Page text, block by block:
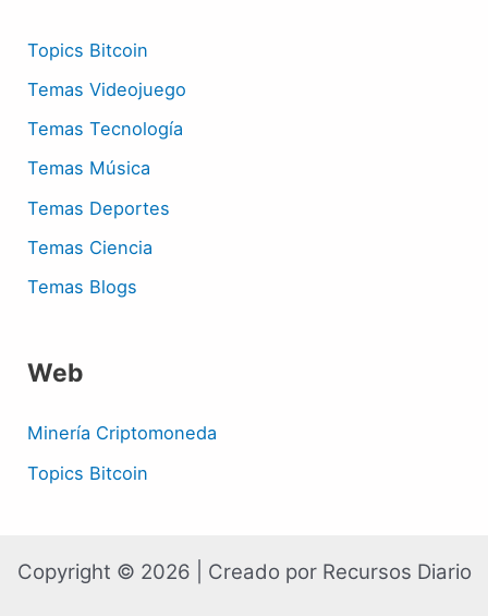
Topics Bitcoin
Temas Videojuego
Temas Tecnología
Temas Música
Temas Deportes
Temas Ciencia
Temas Blogs
Web
Minería Criptomoneda
Topics Bitcoin
Copyright © 2026 | Creado por Recursos Diario